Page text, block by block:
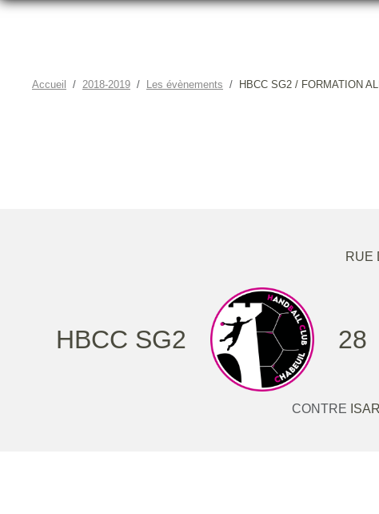
Accueil 2018-2019 Les évènements HBCC SG2 / FORMATION
RUE
HBCC SG2 28
CONTRE